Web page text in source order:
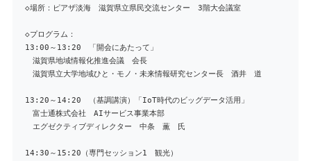
◇場所：ピアザ淡海 滋賀県立県民交流センター 3階大会議室
◇プログラム：
13:00～13:20 「開会にあたって」
滋賀県地域情報化推進会議 会長
滋賀県立大学地域ひと・モノ・未来情報研究センター長 酒井 道
13:20～14:20 （基調講演）「IoT時代のビッグデータ活用」
富士通株式会社 AIサービス事業本部
エグゼクティブディレクター 中条 薫 氏
14:30～15:20（専門セッション1 観光）